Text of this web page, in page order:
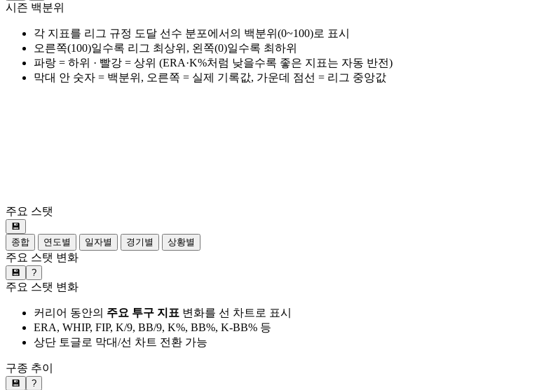
시즌 백분위
각 지표를 리그 규정 도달 선수 분포에서의 백분위(0~100)로 표시
오른쪽(100)일수록 리그 최상위, 왼쪽(0)일수록 최하위
파랑 = 하위 · 빨강 = 상위 (ERA·K%처럼 낮을수록 좋은 지표는 자동 반전)
막대 안 숫자 = 백분위, 오른쪽 = 실제 기록값, 가운데 점선 = 리그 중앙값
주요 스탯
💾
종합
연도별 일자별 경기별 상황별
주요 스탯 변화
💾 ?
주요 스탯 변화
커리어 동안의 주요 투구 지표 변화를 선 차트로 표시
ERA, WHIP, FIP, K/9, BB/9, K%, BB%, K-BB% 등
상단 토글로 막대/선 차트 전환 가능
구종 추이
💾 ?